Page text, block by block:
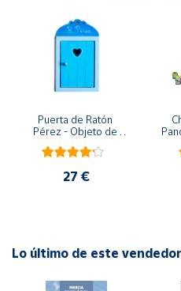
Ubicación
Península
Baleares
EAN: 8412668197169
Advertencias:
No recomendable para niños
piezas pequeñas. Peligro de
Puerta de Ratón
Pérez - Objeto de
madera
27 €
Lo último de este vendedor